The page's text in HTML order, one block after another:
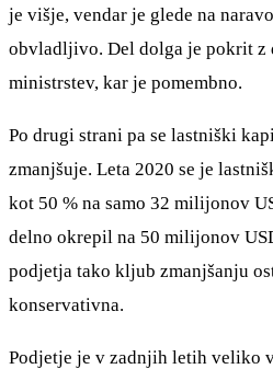
je višje, vendar je glede na
obvladljivo. Del dolga je pokrit z
ministrstev, kar je pomembno.
Po drugi strani pa se lastniški
zmanjšuje. Leta 2020 se je
kot 50 % na samo 32 milijonov
delno okrepil na 50 milijonov
podjetja tako kljub zmanjšanju
konservativna.
Podjetje je v zadnjih letih veliko